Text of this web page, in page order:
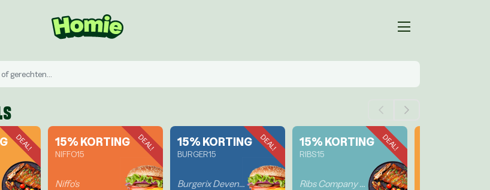
DEAL! 15% KORTING
NIFFO15
Niffo's
DEAL! 15% KORTING
BURGER15
Burgerix Deventer
DEAL! 15% KORTING
RIBS15
Ribs Company Deventer
DEAL!